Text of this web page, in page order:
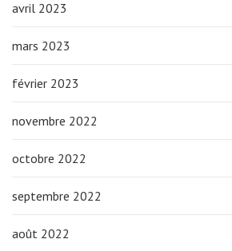
avril 2023
mars 2023
février 2023
novembre 2022
octobre 2022
septembre 2022
août 2022